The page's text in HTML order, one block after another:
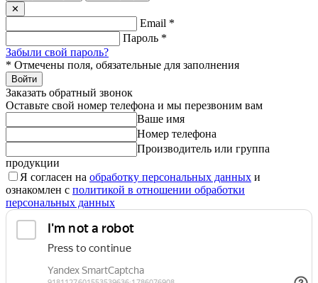
✕
Email *
Пароль *
Забыли свой пароль?
* Отмечены поля, обязательные для заполнения
Войти
Заказать обратный звонок
Оставьте свой номер телефона и мы перезвоним вам
Ваше имя
Номер телефона
Производитель или группа
продукции
Я согласен на обработку персональных данных и
ознакомлен с политикой в отношении обработки
персональных данных